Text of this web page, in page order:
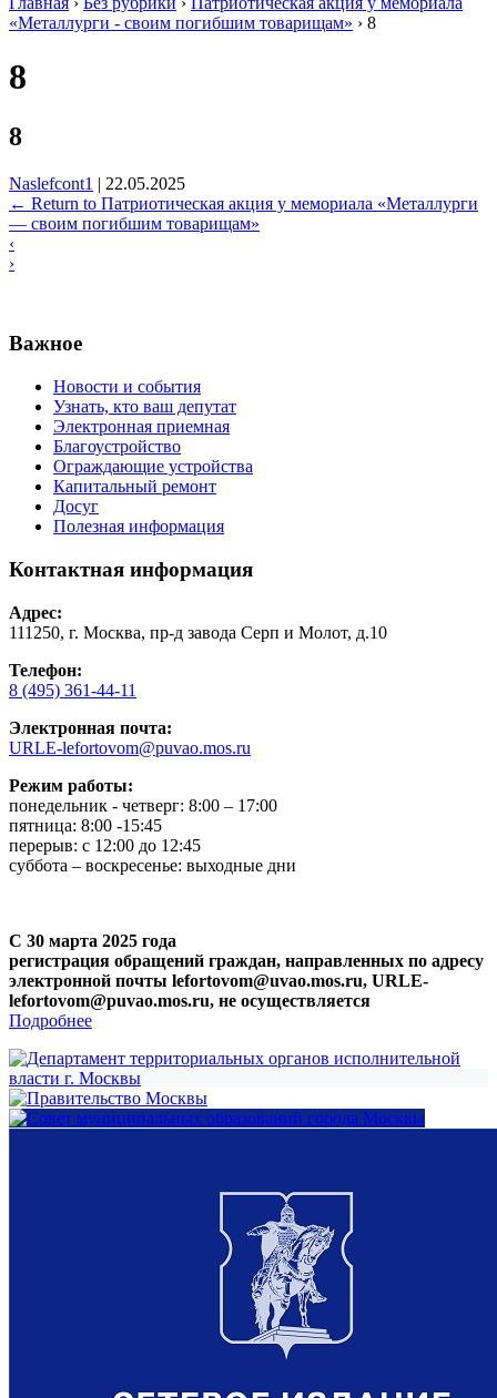
«Металлурги - своим погибшим товарищам» › 8
8
8
Naslefcont1 | 22.05.2025
← Return to Патриотическая акция у мемориала «Металлурги
— своим погибшим товарищам»
‹
›
Важное
Новости и события
Узнать, кто ваш депутат
Электронная приемная
Благоустройство
Ограждающие устройства
Капитальный ремонт
Досуг
Полезная информация
Контактная информация
Адрес:
111250, г. Москва, пр-д завода Серп и Молот, д.10
Телефон:
8 (495) 361-44-11
Электронная почта:
URLE-lefortovom@puvao.mos.ru
Режим работы:
понедельник - четверг: 8:00 – 17:00
пятница: 8:00 -15:45
перерыв: с 12:00 до 12:45
суббота – воскресенье: выходные дни
С 30 марта 2025 года
регистрация обращений граждан, направленных по адресу
электронной почты lefortovom@uvao.mos.ru, URLE-
lefortovom@puvao.mos.ru, не осуществляется
Подробнее